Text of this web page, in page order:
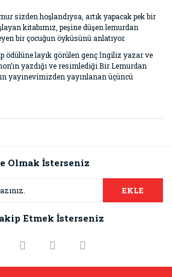
sizden hoşlandıysa, artık yapacak pek bir
kitabımız, peşine düşen lemurdan
bir çocuğun öyküsünü anlatıyor.
ödülüne layık görülen genç İngiliz yazar ve
yazdığı ve resimlediği Bir Lemurdan
yayınevimizden yayınlanan üçüncü
için teşekkür ederiz.
bozuk veya görüntülenemiyor.
bulunuyor.
Olmak İsterseniz
EKLE
Etmek İsterseniz